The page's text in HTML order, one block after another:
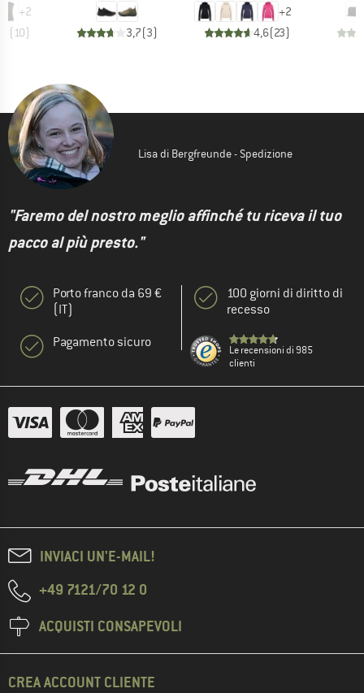
+2
( 10) 3,7(3)
+2
4,6(23)
Lisa di Bergfreunde - Spedizione
"Faremo del nostro meglio affinché tu riceva il tuo
pacco al più presto."
Porto franco da 69 €
(IT)
Pagamento sicuro
100 giorni di diritto di
recesso
Le recensioni di 985
clienti
INVIACI UN'E-MAIL!
+49 7121/70 12 0
ACQUISTI CONSAPEVOLI
CREA ACCOUNT CLIENTE